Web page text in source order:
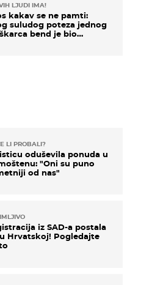
LJUDI IMA!
kakav se ne pamti:
suludog poteza jednog
bend je bio
LI PROBALI?
oduševila ponuda u
"Oni su puno
od nas"
iz SAD-a postala
Hrvatskoj! Pogledajte